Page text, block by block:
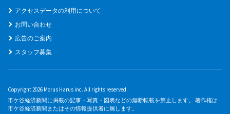
アクセスデータの利用について
お問い合わせ
広告のご案内
スタッフ募集
Copyright 2026 Morus Harus inc. All rights reserved.
市ケ谷経済新聞に掲載の記事・写真・図表などの無断転載を禁止します。 著作権は
市ケ谷経済新聞またはその情報提供者に属します。